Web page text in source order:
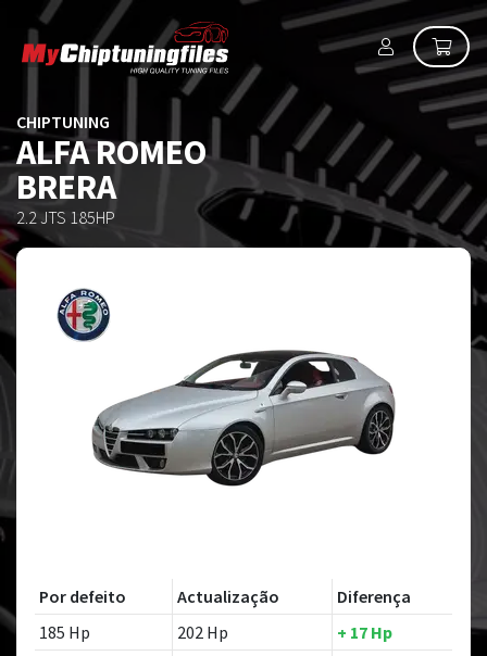
CHIPTUNING
ALFA ROMEO
BRERA
2.2 JTS 185HP
Por defeito Actualização
Diferença
185 Hp
202 Hp
+ 17 Hp